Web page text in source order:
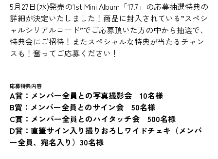
5月27日(水)発売の1st Mini Album「17.7」の応募抽選特典の
詳細が決定いたしました！商品に封入されている”スペシ
ャルシリアルコード”でご応募頂いた方の中から抽選で、
特典会にご招待！またスペシャルな特典が当たるチャン
スも！奮ってご応募ください！
応募特典内容
A賞：メンバー全員との写真撮影会 10名様
B賞：メンバー全員とのサイン会 50名様
C賞：メンバー全員とのハイタッチ会 500名様
D賞：直筆サイン入り撮りおろしワイドチェキ（メンバ
ー全員、宛名入り）30名様